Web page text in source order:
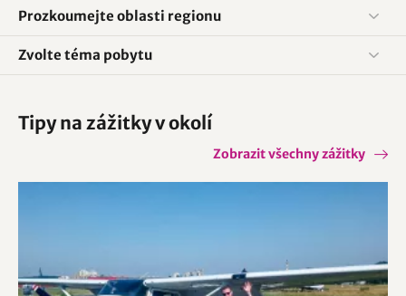
Prozkoumejte oblasti regionu
Zvolte téma pobytu
Tipy na zážitky v okolí
Zobrazit všechny zážitky